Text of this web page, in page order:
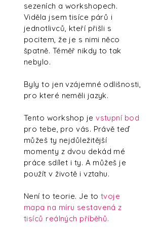
sezeních a workshopech.
Viděla jsem tisíce párů i
jednotlivců, kteří přišli s
pocitem, že je s nimi něco
špatně. Téměř nikdy to tak
nebylo.
Byly to jen vzájemné odlišnosti,
pro které neměli jazyk.
Tento workshop jevstupní bod
pro tebe, pro vás. Právě teď
můžeš ty nejdůležitější
momenty z dvou dekád mé
práce sdílet i ty. A můžeš je
použít v životě i vztahu.
Není to teorie. Je to tvoje
mapa na míru sestavená z
tisíců reálných příběhů.